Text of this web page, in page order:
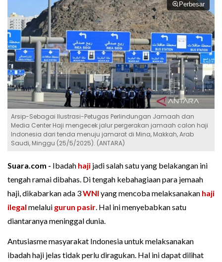
Perbesar
Arsip-Sebagai Ilustrasi-Petugas Perlindungan Jamaah dan
Media Center Haji mengecek jalur pergerakan jamaah calon haji
Indonesia dari tenda menuju jamarat di Mina, Makkah, Arab
Saudi, Minggu (25/5/2025). (ANTARA)
Suara.com - Ibadah haji jadi salah satu yang belakangan ini
tengah ramai dibahas. Di tengah kebahagiaan para jemaah
haji, dikabarkan ada 3WNI yang mencoba melaksanakan haji
ilegal melalui gurun pasir. Hal ini menyebabkan satu
diantaranya meninggal dunia.
Antusiasme masyarakat Indonesia untuk melaksanakan
ibadah haji jelas tidak perlu diragukan. Hal ini dapat dilihat